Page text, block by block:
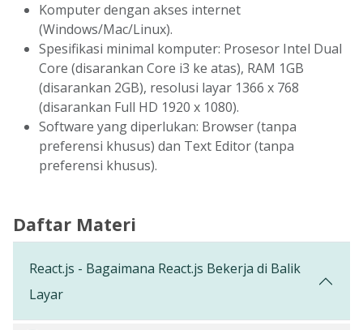
Komputer dengan akses internet
(Windows/Mac/Linux).
Spesifikasi minimal komputer: Prosesor Intel Dual
Core (disarankan Core i3 ke atas), RAM 1GB
(disarankan 2GB), resolusi layar 1366 x 768
(disarankan Full HD 1920 x 1080).
Software yang diperlukan: Browser (tanpa
preferensi khusus) dan Text Editor (tanpa
preferensi khusus).
Daftar Materi
React.js - Bagaimana React.js Bekerja di Balik
Layar